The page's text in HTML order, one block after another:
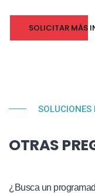
SOLICITAR MÁS
SOLUCIONES
OTRAS
¿Busca un